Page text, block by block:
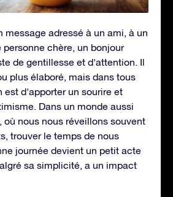
message adressé à un ami, à un
chère, un bonjour
de gentillesse et d'attention. Il
plus élaboré, mais dans tous
est d'apporter un sourire et
Dans un monde aussi
où nous nous réveillons souvent
trouver le temps de nous
journée devient un petit acte
sa simplicité, a un impact